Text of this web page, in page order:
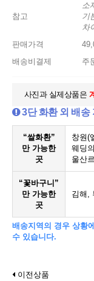
참고
소
기
차
판매가격
배송비결제
주
사진과 실제상품은
3단 화환 외 배송
“쌀화환”
만 가능한
곳
창원(
웨딩
울산
“꽃바구니”
만 가능한
곳
김해,
배송지역의 경우 상황
수 있습니다.
이전상품